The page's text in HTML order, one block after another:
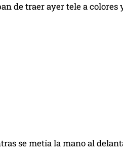
de traer ayer tele a
se metía la mano al